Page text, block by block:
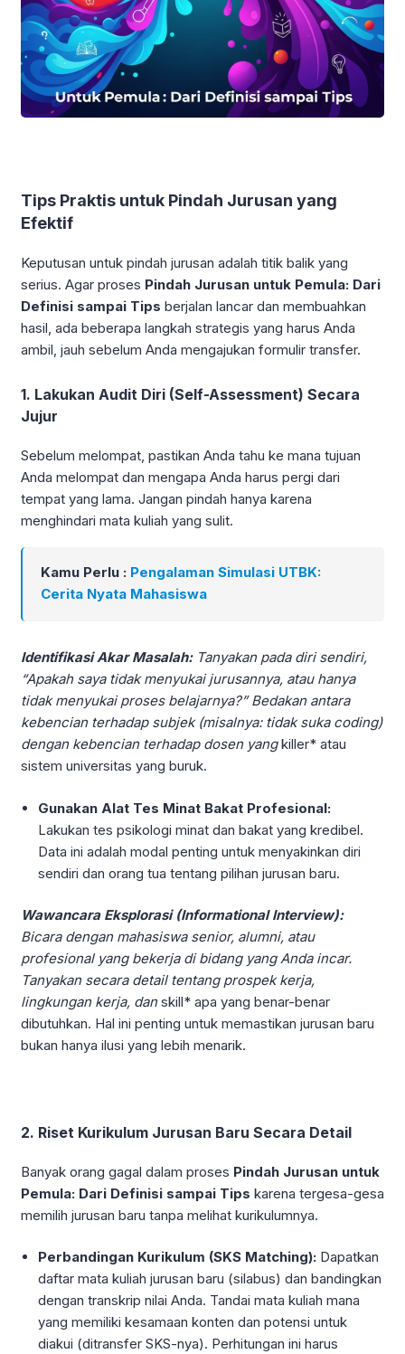
Tips Praktis untuk Pindah Jurusan yang
Efektif
Keputusan untuk pindah jurusan adalah titik balik yang
serius. Agar proses Pindah Jurusan untuk Pemula: Dari
Definisi sampai Tips berjalan lancar dan membuahkan
hasil, ada beberapa langkah strategis yang harus Anda
ambil, jauh sebelum Anda mengajukan formulir transfer.
1. Lakukan Audit Diri (Self-Assessment) Secara
Jujur
Sebelum melompat, pastikan Anda tahu ke mana tujuan
Anda melompat dan mengapa Anda harus pergi dari
tempat yang lama. Jangan pindah hanya karena
menghindari mata kuliah yang sulit.
Kamu Perlu : Pengalaman Simulasi UTBK:
Cerita Nyata Mahasiswa
Identifikasi Akar Masalah:Tanyakan pada diri sendiri,
“Apakah saya tidak menyukai jurusannya, atau hanya
tidak menyukai proses belajarnya?” Bedakan antara
kebencian terhadap subjek (misalnya: tidak suka coding)
dengan kebencian terhadap dosen yangkiller* atau
sistem universitas yang buruk.
Gunakan Alat Tes Minat Bakat Profesional:
Lakukan tes psikologi minat dan bakat yang kredibel.
Data ini adalah modal penting untuk menyakinkan diri
sendiri dan orang tua tentang pilihan jurusan baru.
Wawancara Eksplorasi (Informational Interview):
Bicara dengan mahasiswa senior, alumni, atau
profesional yang bekerja di bidang yang Anda incar.
Tanyakan secara detail tentang prospek kerja,
lingkungan kerja, danskill* apa yang benar-benar
dibutuhkan. Hal ini penting untuk memastikan jurusan baru
bukan hanya ilusi yang lebih menarik.
2. Riset Kurikulum Jurusan Baru Secara Detail
Banyak orang gagal dalam proses Pindah Jurusan untuk
Pemula: Dari Definisi sampai Tips karena tergesa-gesa
memilih jurusan baru tanpa melihat kurikulumnya.
Perbandingan Kurikulum (SKS Matching): Dapatkan
daftar mata kuliah jurusan baru (silabus) dan bandingkan
dengan transkrip nilai Anda. Tandai mata kuliah mana
yang memiliki kesamaan konten dan potensi untuk
diakui (ditransfer SKS-nya). Perhitungan ini harus